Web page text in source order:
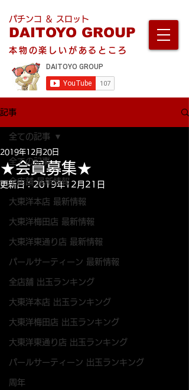
パチンコ ＆ スロット
DAITOYO GROUP
本物の楽しいがあるところ
記事
全ての記事
全店舗 最新情報
大東洋本店 最新情報
大東洋梅田店 最新情報
大東洋東通り店 最新情報
パールサーティーン 最新情報
全店舗 出玉ランキング
大東洋本店 出玉ランキング
大東洋梅田店 出玉ランキング
大東洋東通り店 出玉ランキング
パールサーティーン 出玉ランキング
周年
全ての記事
★会員募集★
2019年12月20日
更新日：2019年12月21日